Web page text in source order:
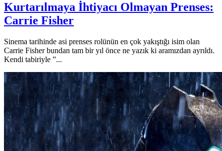
Kurtarılmaya İhtiyacı Olmayan Prenses:
Carrie Fisher
Sinema tarihinde asi prenses rolünün en çok yakıştığı isim olan
Carrie Fisher bundan tam bir yıl önce ne yazık ki aramızdan ayrıldı.
Kendi tabiriyle ”...